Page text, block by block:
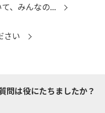
、みんなの...
さい
問は役にたちましたか？